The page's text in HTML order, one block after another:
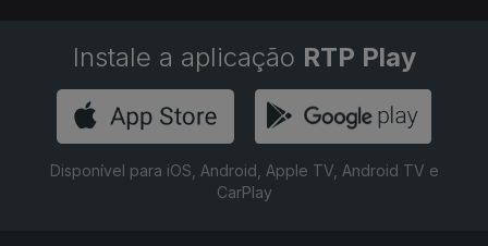
Instale a aplicação RTP Play
Disponível para iOS, Android, Apple TV, Android TV e
CarPlay